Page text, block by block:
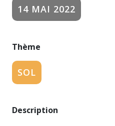
14 MAI 2022
Thème
SOL
Description